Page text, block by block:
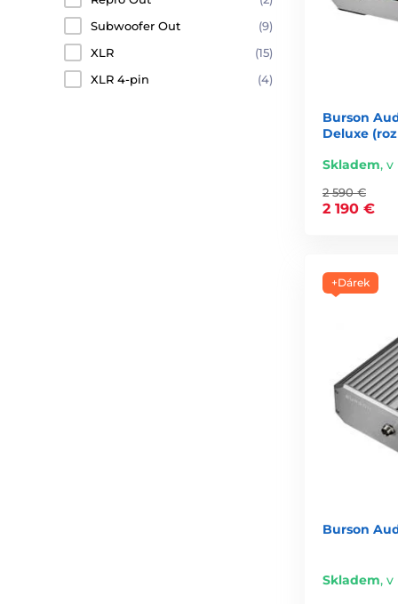
Subwoofer Out
(9)
XLR
(15)
XLR 4-pin
(4)
Burson
Deluxe
Skladem, v
2 590 €
2 190 €
+Dárek
Burson
Skladem, v